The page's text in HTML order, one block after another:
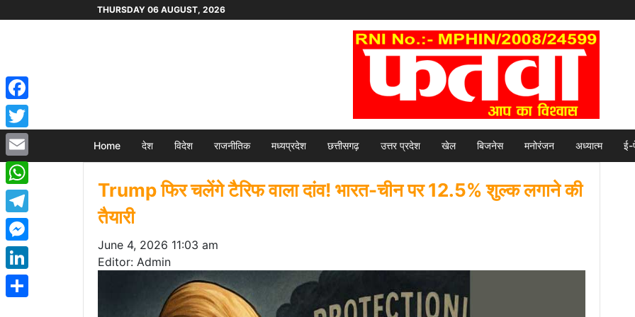
THURSDAY 06 AUGUST, 2026
Home देश विदेश राजनीतिक मध्यप्रदेश छत्तीसगढ़ उत्तर प्रदेश खेल बिजनेस मनोरंजन अध्यात्म ई-
Trump फिर चलेंगे टैरिफ वाला दांव! भारत-चीन पर 12.5% शुल्क लगाने की
तैयारी
June 4, 2026 11:03 am
Editor: Admin
Facebook
Twitter
Email
WhatsApp
Telegram
Messenger
LinkedIn